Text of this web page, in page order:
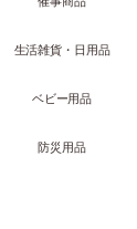
生活雑貨・日用品
ベビー用品
防災用品